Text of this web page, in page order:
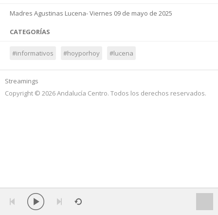
Madres Agustinas Lucena- Viernes 09 de mayo de 2025
CATEGORÍAS
#informativos #hoyporhoy #lucena
Streamings
Copyright © 2026 Andalucía Centro. Todos los derechos reservados.